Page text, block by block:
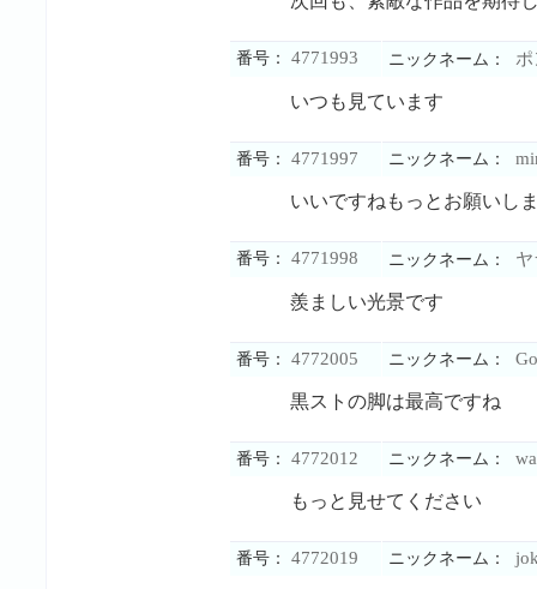
番号： 4771993 ニックネーム： ポ
いつも見ています
番号： 4771997 ニックネーム：
いいですねもっとお願いし
番号： 4771998 ニックネーム：
羨ましい光景です
番号： 4772005 ニックネーム： Go
黒ストの脚は最高ですね
番号： 4772012 ニックネーム：
もっと見せてください
番号： 4772019 ニックネーム：